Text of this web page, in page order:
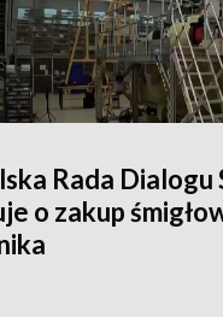
Rada Dialogu
o zakup